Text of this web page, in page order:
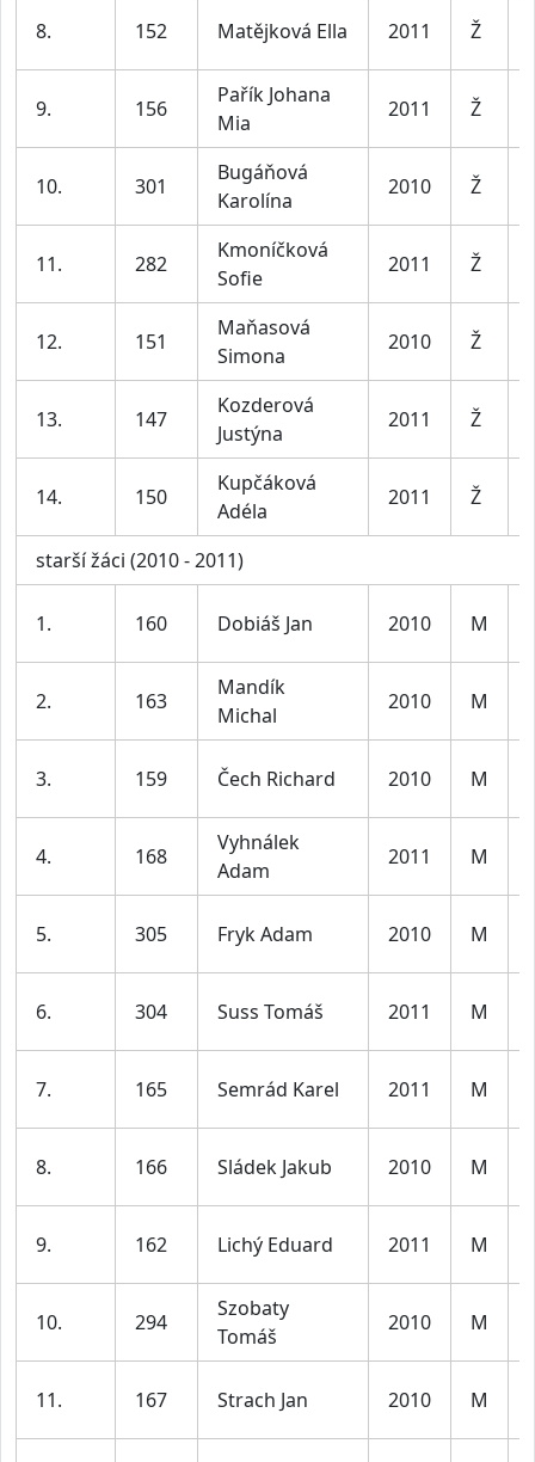
8. 152 Matějková Ella 2011 Ž
9. 156
Pařík Johana
Mia
2011 Ž
10. 301
Bugáňová
Karolína
2010 Ž
11. 282
Kmoníčková
Sofie
2011 Ž
12. 151
Maňasová
Simona
2010 Ž
13. 147
Kozderová
Justýna
2011 Ž
14. 150
Kupčáková
Adéla
2011 Ž
starší žáci (2010 - 2011)
1. 160 Dobiáš Jan 2010 M
2. 163
Mandík
Michal
2010 M
3. 159 Čech Richard 2010 M
4. 168
Vyhnálek
Adam
2011 M
5. 305 Fryk Adam 2010 M
6. 304 Suss Tomáš 2011 M
7. 165 Semrád Karel 2011 M
8. 166 Sládek Jakub 2010 M
9. 162 Lichý Eduard 2011 M
10. 294
Szobaty
Tomáš
2010 M
11. 167 Strach Jan 2010 M